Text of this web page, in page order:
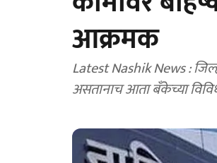
आक्रमक
Latest Nashik News :
असतानाच आता बॅंकेच्या